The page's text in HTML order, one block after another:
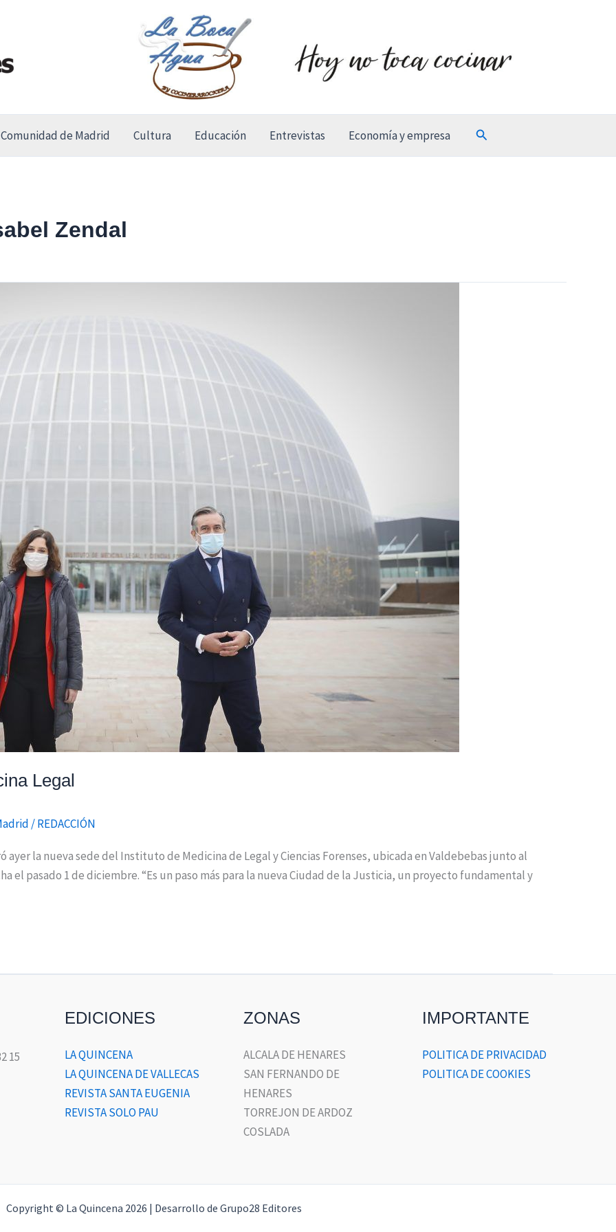
Comunidad de Madrid Cultura Educación Entrevistas Economía y empresa Buscar
Zendal
Legal
/REDACCIÓN
ayer la nueva sede del Instituto de Medicina de Legal y Ciencias Forenses, ubicada en Valdebebas junto al
el pasado 1 de diciembre. “Es un paso más para la nueva Ciudad de la Justicia, un proyecto fundamental y
15
EDICIONES
LA QUINCENA
LA QUINCENA DE VALLECAS
REVISTA SANTA EUGENIA
REVISTA SOLO PAU
ZONAS
ALCALA DE HENARES
SAN FERNANDO DE
HENARES
TORREJON DE ARDOZ
COSLADA
IMPORTANTE
POLITICA DE PRIVACIDAD
POLITICA DE COOKIES
Copyright © La Quincena 2026 | Desarrollo de Grupo28 Editores